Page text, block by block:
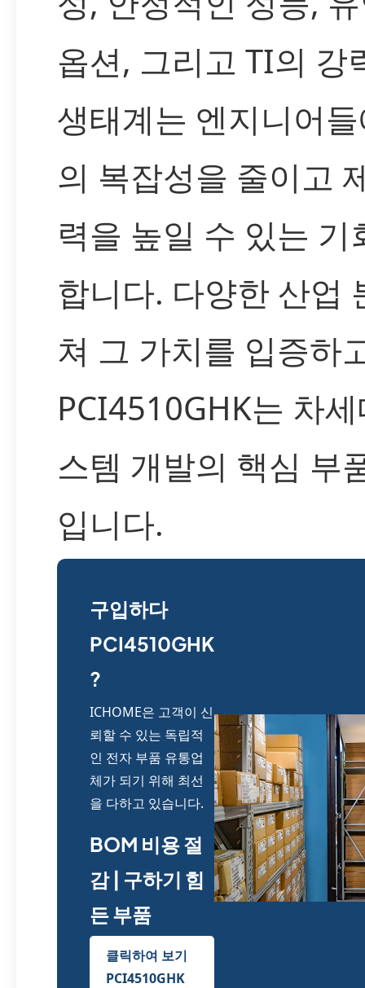
옵션, 그리고 TI의 강
생태계는 엔지니어
의 복잡성을 줄이고
력을 높일 수 있는 기
합니다. 다양한 산업
쳐 그 가치를 입증하
PCI4510GHK는 차
스템 개발의 핵심 부
입니다.
구입하다
PCI4510GHK
?
ICHOME은 고객이 신
뢰할 수 있는 독립적
인 전자 부품 유통업
체가 되기 위해 최선
을 다하고 있습니다.
BOM 비용 절
감 | 구하기 힘
든 부품
클릭하여 보기
PCI4510GHK